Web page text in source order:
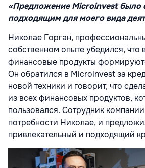
«Предложение Microinvest было
подходящим для моего вида
Николае Горган,
собственном опыте убедился, что
финансовые продукты
Он обратился в Microinvest за
новой техники и говорит, что
из всех финансовых продуктов,
пользовался. Сотрудник
потребности Николае, и
привлекательный и подходящий